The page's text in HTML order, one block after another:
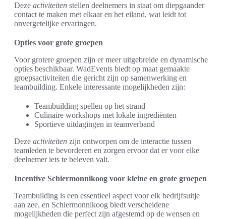
Deze activiteiten stellen deelnemers in staat om diepgaander
contact te maken met elkaar en het eiland, wat leidt tot
onvergetelijke ervaringen.
Opties voor grote groepen
Voor grotere groepen zijn er meer uitgebreide en dynamische
opties beschikbaar. WadEvents biedt op maat gemaakte
groepsactiviteiten die gericht zijn op samenwerking en
teambuilding. Enkele interessante mogelijkheden zijn:
Teambuilding spellen op het strand
Culinaire workshops met lokale ingrediënten
Sportieve uitdagingen in teamverband
Deze activiteiten zijn ontworpen om de interactie tussen
teamleden te bevorderen en zorgen ervoor dat er voor elke
deelnemer iets te beleven valt.
Incentive Schiermonnikoog voor kleine en grote groepen
Teambuilding is een essentieel aspect voor elk bedrijfsuitje
aan zee, en Schiermonnikoog biedt verscheidene
mogelijkheden die perfect zijn afgestemd op de wensen en